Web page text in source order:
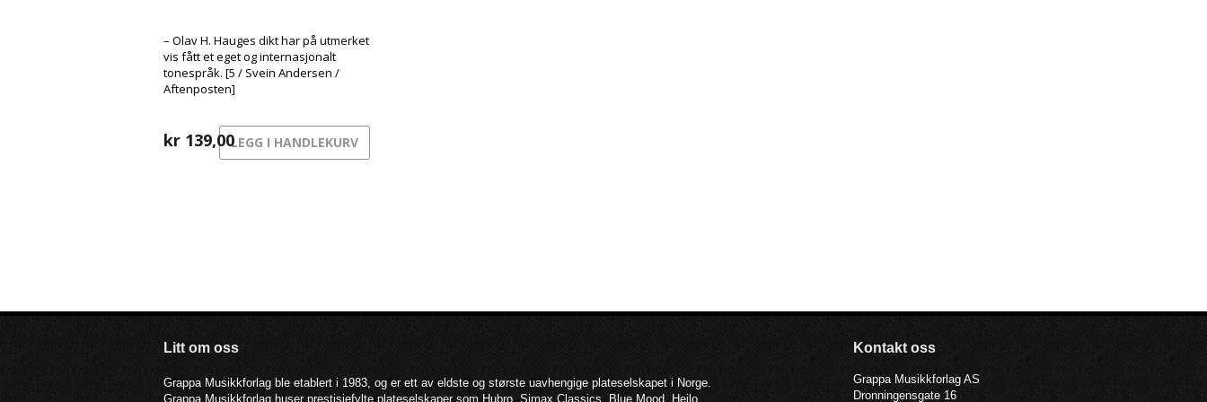
– Olav H. Hauges dikt har på utmerket
vis fått et eget og internasjonalt
tonespråk. [5 / Svein Andersen /
Aftenposten]
kr 139,00LEGG I HANDLEKURV
Litt om oss
Grappa Musikkforlag ble etablert i 1983, og er ett av eldste og største uavhengige plateselskapet i Norge.
Grappa Musikkforlag huser prestisjefylte plateselskaper som Hubro, Simax Classics, Blue Mood, Heilo,
Kontakt oss
Grappa Musikkforlag AS
Dronningensgate 16